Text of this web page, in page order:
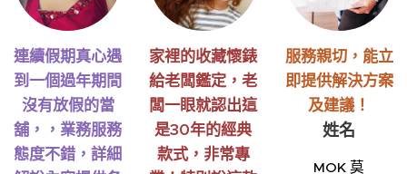
連續假期真心遇
到一個過年期間
沒有放假的當
舖，，業務服務
態度不錯，詳細
家裡的收藏懷錶
給老闆鑑定，老
闆一眼就認出這
是30年的經典
款式，非常專
服務親切，能立
即提供解決方案
及建議！
姓名
MOK 莫